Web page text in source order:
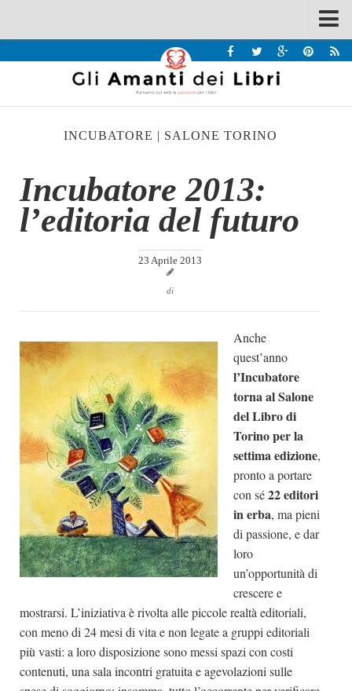
Recensioni
Interviste & Incontri
Chi siamo
Contatti
Chi siamo
Dicono di Noi
Rassegna Stampa
Archivio
Autori
Generi
Case editrici
Partnership
Giallo Stresa
Tabù Festival 2014
A Tutto Volume
Salone di Torino
INCUBATORE | SALONE TORINO
Incubatore 2013:
l’editoria del futuro
23 Aprile 2013
di
Anche
quest’anno
l’Incubatore
torna al Salone
del Libro di
Torino per la
settima edizione,
pronto a portare
con sé22 editori
in erba, ma pieni
di passione, e dar
loro
un’opportunità di
crescere e
mostrarsi. L’iniziativa è rivolta alle piccole realtà editoriali,
con meno di 24 mesi di vita e non legate a gruppi editoriali
più vasti: a loro disposizione sono messi spazi con costi
contenuti, una sala incontri gratuita e agevolazioni sulle